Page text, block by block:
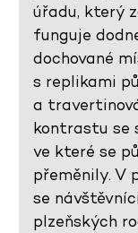
úřadu, který
funguje
dochované
s replikami
a
kontrastu se
ve které se
přeměnily. V
se
plzeňských